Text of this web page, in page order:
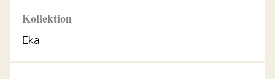
Kollektion
Eka